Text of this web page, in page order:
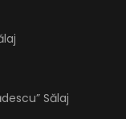
Sălaj